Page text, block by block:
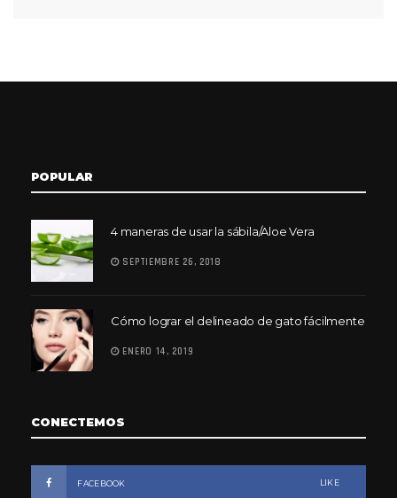
POPULAR
4 maneras de usar la sábila/Aloe Vera
SEPTIEMBRE 26, 2018
Cómo lograr el delineado de gato fácilmente
ENERO 14, 2019
CONECTEMOS
FACEBOOK LIKE